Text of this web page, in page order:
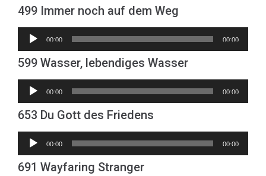
499 Immer noch auf dem Weg
Audio-
Player
00:00 00:00
599 Wasser, lebendiges Wasser
Audio-
Player
00:00 00:00
653 Du Gott des Friedens
Audio-
Player
00:00 00:00
691 Wayfaring Stranger